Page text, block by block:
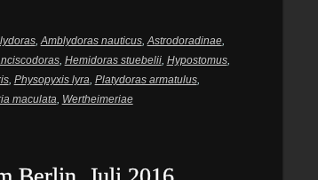
,Amblydoras nauticus,Astrodoradinae,
, Hemidoras stuebelii, Hypostomus,
, Physopyxis lyra, Platydoras armatulus,
maculata, Wertheimeriae